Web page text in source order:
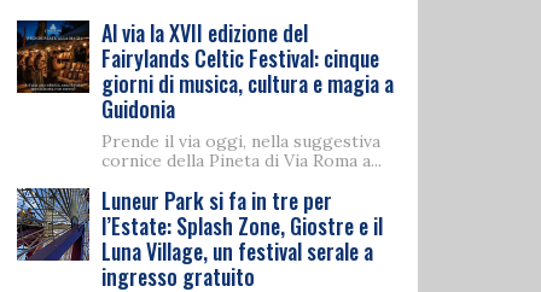
Al via la XVII edizione del
Fairylands Celtic Festival: cinque
giorni di musica, cultura e magia a
Guidonia
Prende il via oggi, nella suggestiva
cornice della Pineta di Via Roma a...
Luneur Park si fa in tre per
l’Estate: Splash Zone, Giostre e il
Luna Village, un festival serale a
ingresso gratuito